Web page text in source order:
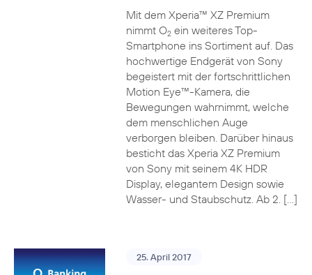
Mit dem Xperia™ XZ Premium
nimmt O2ein weiteres Top-
Smartphone ins Sortiment auf. Das
hochwertige Endgerät von Sony
begeistert mit der fortschrittlichen
Motion Eye™-Kamera, die
Bewegungen wahrnimmt, welche
dem menschlichen Auge
verborgen bleiben. Darüber hinaus
besticht das Xperia XZ Premium
von Sony mit seinem 4K HDR
Display, elegantem Design sowie
Wasser- und Staubschutz. Ab 2. […]
25. April 2017